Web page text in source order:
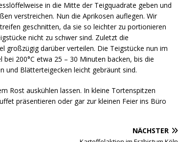
in die Mitte der Teigquadrate geben und
verstreichen. Nun die Aprikosen auflegen. Wir
geschnitten, da sie so leichter zu portionieren
nicht zu schwer sind. Zuletzt die
großzügig darüber verteilen. Die Teigstücke nun im
bei 200°C etwa 25 – 30 Minuten backen, bis die
und Blätterteigecken leicht gebräunt sind.
Rost auskühlen lassen. In kleine Tortenspitzen
präsentieren oder gar zur kleinen Feier ins Büro
NÄCHSTER